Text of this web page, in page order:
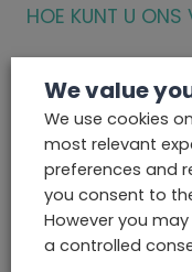
HOE KUNT U ONS
We value
We use cookies
most relevant
preferences and
you consent to
However you
a controlled